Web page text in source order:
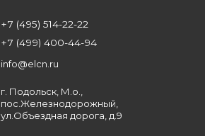
+7 (495) 514-22-22
+7 (499) 400-44-94
info@elcn.ru
г. Подольск, М.о.,
пос.Железнодорожный,
ул.Объездная дорога, д.9